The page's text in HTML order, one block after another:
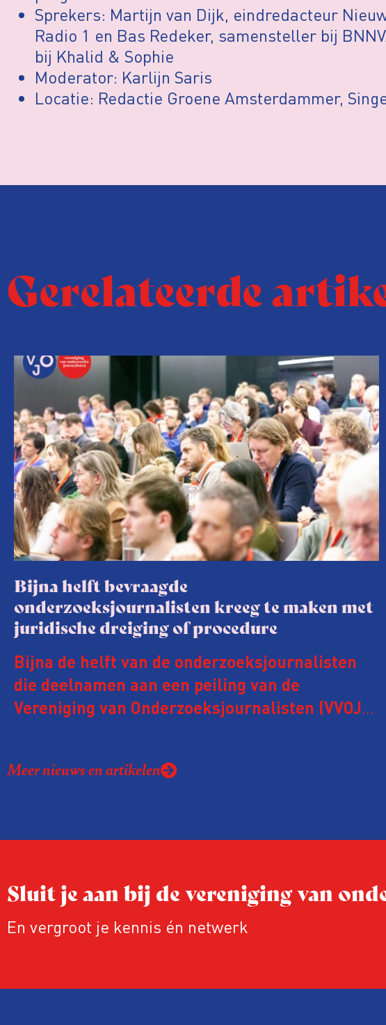
Sprekers: Martijn van Dijk, eindredacteur
Radio 1 en Bas Redeker, samensteller bij
bij Khalid & Sophie
Moderator: Karlijn Saris
Locatie: Redactie Groene Amsterdammer,
Gerelateerde
Bijna helft bevraagde
onderzoeksjournalisten kreeg te maken met
juridische dreiging of procedure
Bijna de helft van de onderzoeksjournalisten
die deelnamen aan een peiling van de
Vereniging van Onderzoeksjournalisten (VVOJ)
rond het eigen werk. Dat kost journalisten tijd,
Meer nieuws en artikelen
Sluit je aan bij de vereniging van
En vergroot je kennis én netwerk